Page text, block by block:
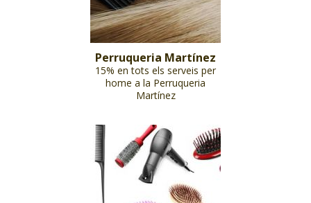
Perruqueria Martínez
15% en tots els serveis per
home a la Perruqueria
Martínez